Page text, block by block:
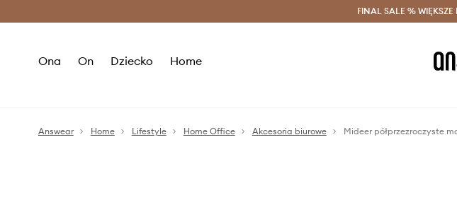
Oszczędzaj z Answear Club >
FINAL SALE % WIĘKSZE
Ona On Dziecko Home
Answear Home Lifestyle Home Office Akcesoria biurowe Mideer półprzezroczyste